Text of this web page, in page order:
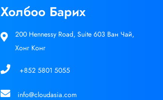
Холбоо Барих
200 Hennessy Road, Suite 603 Ван Чай,
Хонг Конг
+852 5801 5055
info@cloudasia.com